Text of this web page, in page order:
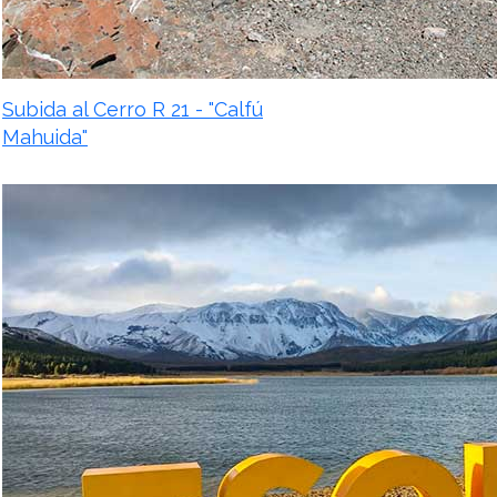
Subida al Cerro R 21 - "Calfú
Mahuida"